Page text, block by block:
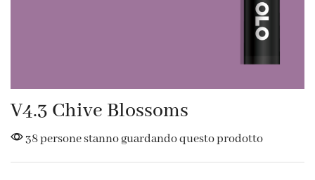
V4.3 Chive Blossoms
38 persone stanno guardando questo prodotto